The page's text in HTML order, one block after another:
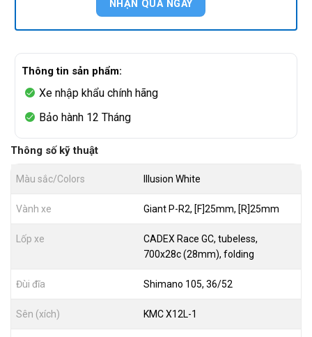
Thông tin sản phẩm:
Xe nhập khẩu chính hãng
Bảo hành 12 Tháng
Thông số kỹ thuật
Màu sắc/Colors Illusion White
Vành xe Giant P-R2, [F]25mm, [R]25mm
Lốp xe
CADEX Race GC, tubeless,
700x28c (28mm), folding
Đùi đĩa Shimano 105, 36/52
Sên (xích) KMC X12L-1